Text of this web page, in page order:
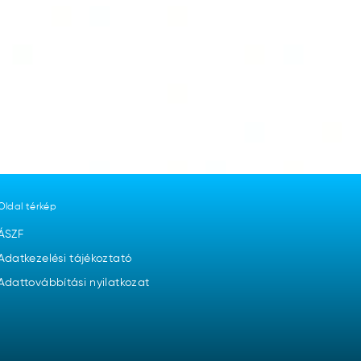
térkép
tájékoztató
nyilatkozat